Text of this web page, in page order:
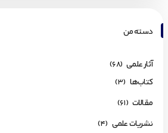
دسته من
آثار علمی (68)
کتاب‌ها (3)
مقالات (61)
نشریات علمی (4)